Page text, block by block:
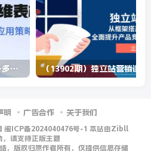
（14280期）Deepseek+多维表格，银行营销新利器，深度解析应用策略，提升营销效果
明 广告合作 关于我们
闽ICP备2024040476号-1 本站由Zibll
，请支持正版主题
，版权归原作者所有，仅提供信息存储